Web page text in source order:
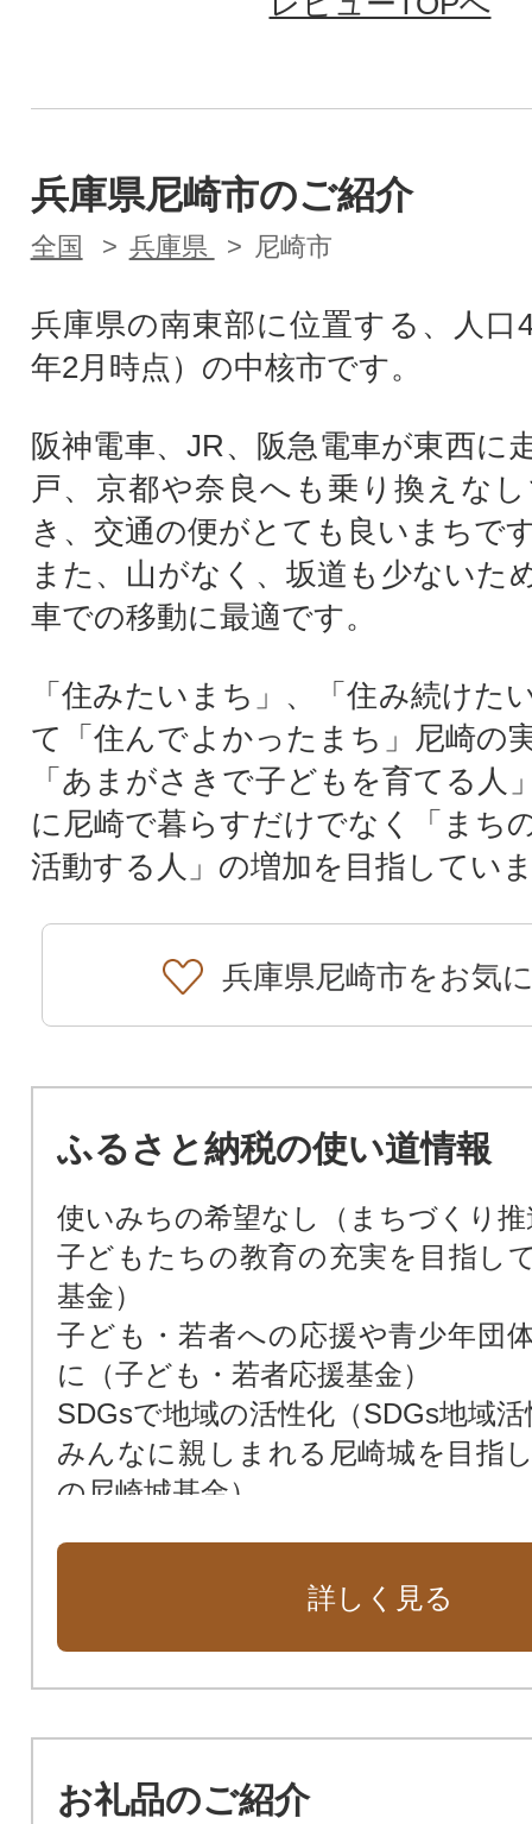
兵庫県尼崎市のご紹介
全国 兵庫県 尼崎市
兵庫県の南東部に位置する、人口
年2月時点）の中核市です。
阪神電車、JR、阪急電車が東西に
戸、京都や奈良へも乗り換えな
き、交通の便がとても良いまちで
また、山がなく、坂道も少ないた
車での移動に最適です。
「住みたいまち」、「住み続けた
て「住んでよかったまち」尼崎の
「あまがさきで子どもを育てる人
に尼崎で暮らすだけでなく「まち
活動する人」の増加を目指してい
兵庫県尼崎市をお気
ふるさと納税の使い道情報
使いみちの希望なし（まちづくり推
子どもたちの教育の充実を目指し
基金）
子ども・若者への応援や青少年団
に（子ども・若者応援基金）
SDGsで地域の活性化（SDGs地域
みんなに親しまれる尼崎城を目指
の尼崎城基金）
市民福祉の向上のために（市民福祉
動物愛護のために（動物愛護基金）
新しい本庁舎を建設（新本庁舎建設
基金）
詳しく見る
お礼品のご紹介